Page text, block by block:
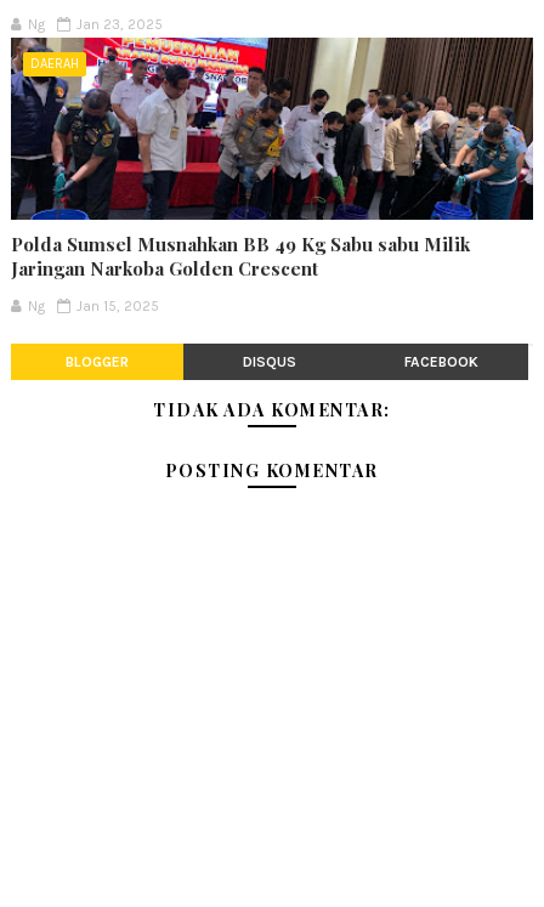
Ng Jan 23, 2025
DAERAH
Polda Sumsel Musnahkan BB 49 Kg Sabu sabu Milik
Jaringan Narkoba Golden Crescent
Ng Jan 15, 2025
BLOGGER DISQUS FACEBOOK
TIDAK ADA KOMENTAR:
POSTING KOMENTAR